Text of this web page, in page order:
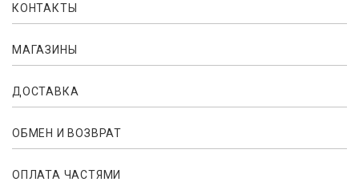
КОНТАКТЫ
МАГАЗИНЫ
ДОСТАВКА
ОБМЕН И ВОЗВРАТ
ОПЛАТА ЧАСТЯМИ